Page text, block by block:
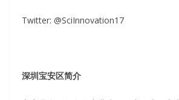
Twitter: @SciInnovation17
深圳宝安区简介